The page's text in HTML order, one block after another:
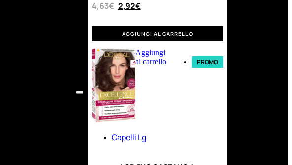
4,63€ 2,92€
AGGIUNGI AL CARRELLO
Aggiungi
al carrello
PROMO
Capelli Lg